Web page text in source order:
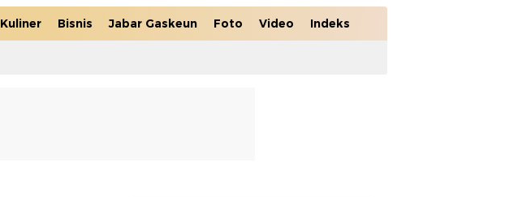
Kuliner Bisnis Jabar Gaskeun Foto Video Indeks